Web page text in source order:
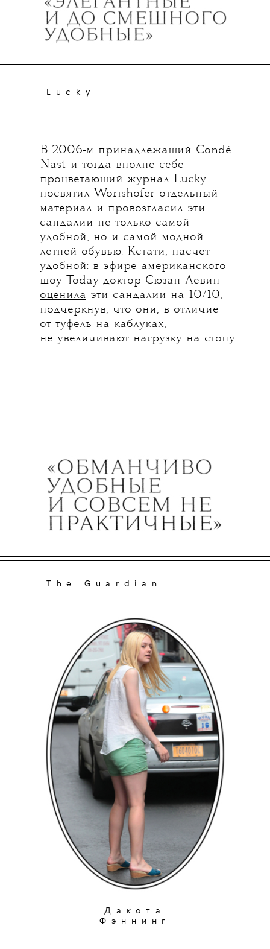
Lucky
В 2006-м принадлежащий Condé
Nast и тогда вполне себе
процветающий журнал Lucky
посвятил Wörishofer отдельный
материал и провозгласил эти
сандалии не только самой
удобной, но и самой модной
летней обувью. Кстати, насчет
удобной: в эфире американского
шоу Today доктор Сюзан Левин
оценила эти сандалии на 10/10,
подчеркнув, что они, в отличие
от туфель на каблуках,
не увеличивают нагрузку на стопу.
The Guardian
Дакота
Фэннинг